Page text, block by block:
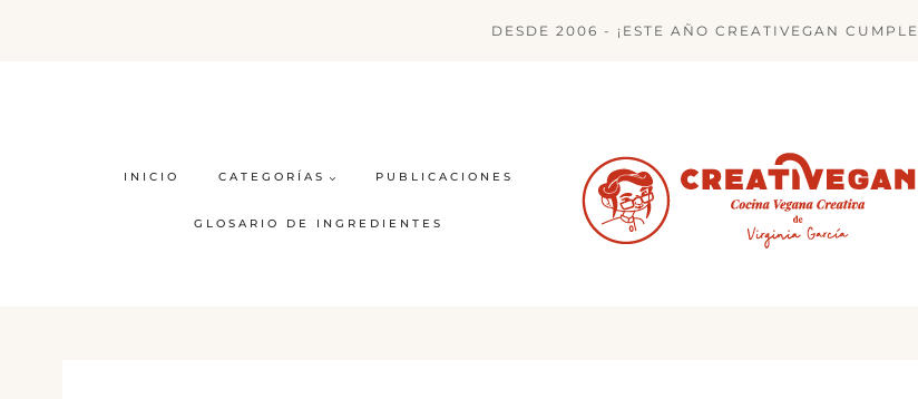
DESDE 2006 - ¡ESTE AÑO CREATIVEGAN CUMPLE
INICIO CATEGORÍAS PUBLICACIONES
GLOSARIO DE INGREDIENTES